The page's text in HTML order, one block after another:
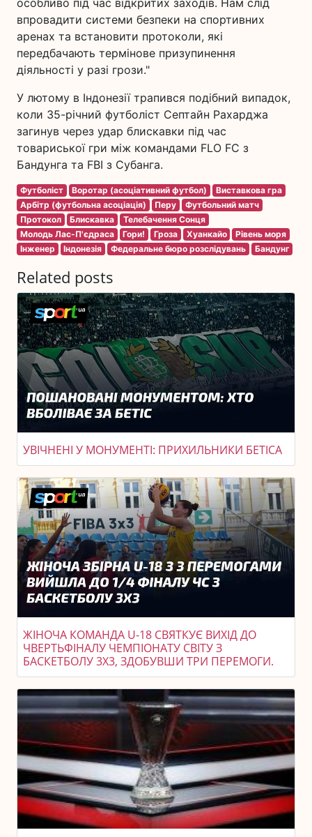
впровадити системи безпеки на спортивних
аренах та встановити протоколи, які
передбачають термінове призупинення
діяльності у разі грози."
У лютому в Індонезії трапився подібний випадок,
коли 35-річний футболіст Септайн Рахарджа
загинув через удар блискавки під час
товариської гри між командами FLO FC з
Бандунга та FBI з Субанга.
Футболіст Воротар (асоціативний футбол)
Виставкова гра
Арбітр (футбольна асоціація)
Перу
Футбольний матч
Протокол
Блискавка
Телебачення Сонця
Молодь Лас-П'єдраса
Гори! Гроза Хуанкайо
Рівень моря
Інженер
Індонезія Федеральне бюро розслідувань Бандунг
Related posts
УВІЧНЕНІ У МОНУМЕНТІ: ПРИХИЛЬНИКИ БЕТІСА
ЖІНОЧА КОМАНДА U-18 СВЯТКУЄ ВИХІД ДО
ЧВЕРТЬФІНАЛУ ЧЕМПІОНАТУ СВІТУ З
БАСКЕТБОЛУ 3X3, ЗДОБУВШИ ТРИ ПЕРЕМОГИ.